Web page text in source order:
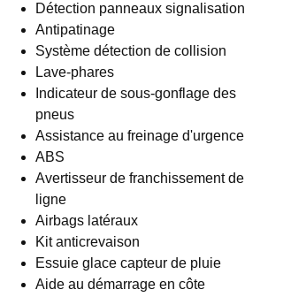
Détection panneaux signalisation
Antipatinage
Système détection de collision
Lave-phares
Indicateur de sous-gonflage des
pneus
Assistance au freinage d'urgence
ABS
Avertisseur de franchissement de
ligne
Airbags latéraux
Kit anticrevaison
Essuie glace capteur de pluie
Aide au démarrage en côte